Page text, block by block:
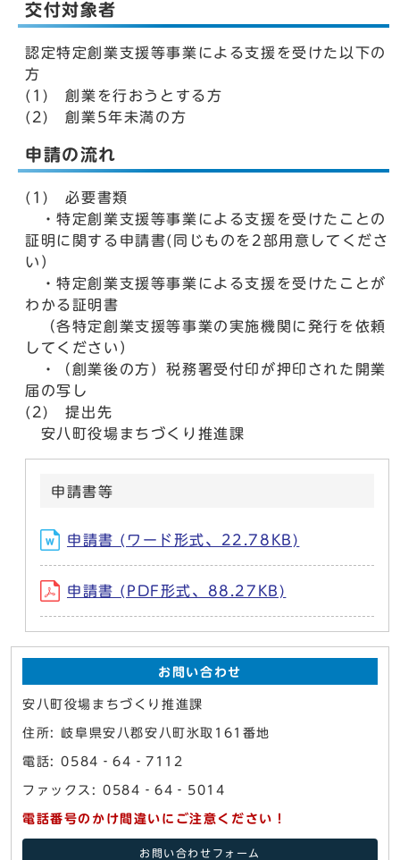
交付対象者
認定特定創業支援等事業による支援を受けた以下の
方
(1) 創業を行おうとする方
(2) 創業5年未満の方
申請の流れ
(1) 必要書類
・特定創業支援等事業による支援を受けたことの
証明に関する申請書(同じものを2部用意してくださ
い）
・特定創業支援等事業による支援を受けたことが
わかる証明書
（各特定創業支援等事業の実施機関に発行を依頼
してください）
・（創業後の方）税務署受付印が押印された開業
届の写し
(2) 提出先
安八町役場まちづくり推進課
申請書等
申請書 (ワード形式、22.78KB)
申請書 (PDF形式、88.27KB)
お問い合わせ
安八町役場まちづくり推進課
住所: 岐阜県安八郡安八町氷取161番地
電話: 0584‐64‐7112
ファックス: 0584‐64‐5014
電話番号のかけ間違いにご注意ください！
お問い合わせフォーム